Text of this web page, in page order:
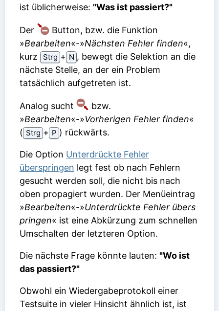
ist üblicherweise: "Was ist passiert?"
Der
Button, bzw. die Funktion
»Bearbeiten«-»Nächsten Fehler finden«,
kurz
Strg ⁠+⁠ N , bewegt die Selektion an die
nächste Stelle, an der ein Problem
tatsächlich aufgetreten ist.
Analog sucht
bzw.
»Bearbeiten«-»Vorherigen Fehler finden«
( Strg ⁠+⁠ P ) rückwärts.
Die Option Unterdrückte Fehler
überspringen legt fest ob nach Fehlern
gesucht werden soll, die nicht bis nach
oben propagiert wurden. Der Menüeintrag
»Bearbeiten«-»Unterdrückte Fehler übers
pringen« ist eine Abkürzung zum schnellen
Umschalten der letzteren Option.
Die nächste Frage könnte lauten: "Wo ist
das passiert?"
Obwohl ein Wiedergabeprotokoll einer
Testsuite in vieler Hinsicht ähnlich ist, ist